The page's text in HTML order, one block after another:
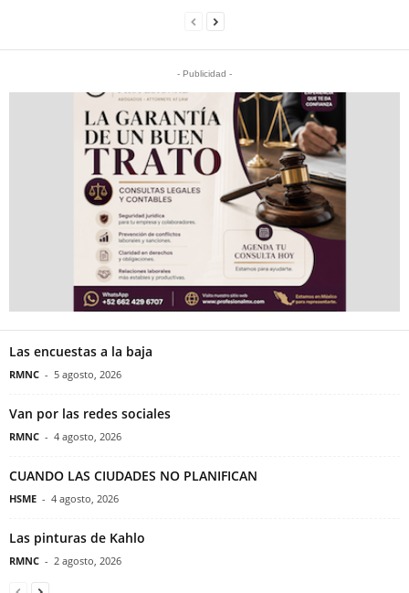
- Publicidad -
Las encuestas a la baja
RMNC - 5 agosto, 2026
Van por las redes sociales
RMNC - 4 agosto, 2026
CUANDO LAS CIUDADES NO PLANIFICAN
HSME - 4 agosto, 2026
Las pinturas de Kahlo
RMNC - 2 agosto, 2026